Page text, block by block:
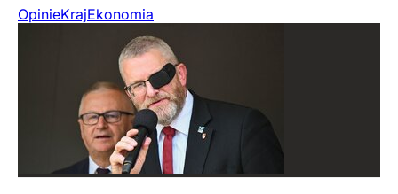
OpinieKrajEkonomia